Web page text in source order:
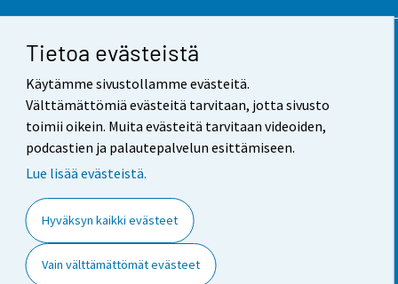
Tietoa evästeistä
Käytämme sivustollamme evästeitä.
Välttämättömiä evästeitä tarvitaan, jotta sivusto
toimii oikein. Muita evästeitä tarvitaan videoiden,
podcastien ja palautepalvelun esittämiseen.
Lue lisää evästeistä.
Hyväksyn kaikki evästeet
Vain välttämättömät evästeet
Yhteystiedot
Palaute
Käyttöehdot
Saavutettavuus
Tietoa sivustosta
Evästeasetukset